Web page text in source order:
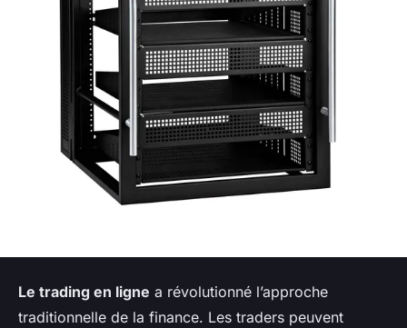
Le trading en ligne a révolutionné l’approche
traditionnelle de la finance. Les traders peuvent